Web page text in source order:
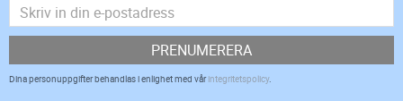
PRENUMERERA
Dina personuppgifter behandlas i enlighet med vårintegritetspolicy.